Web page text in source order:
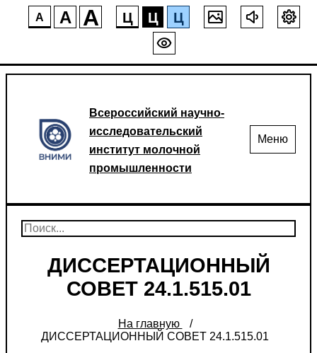
A A A Ц Ц Ц
Всероссийский научно-
исследовательский
институт молочной
промышленности
Меню
ДИССЕРТАЦИОННЫЙ
СОВЕТ 24.1.515.01
На главную
ДИССЕРТАЦИОННЫЙ СОВЕТ 24.1.515.01